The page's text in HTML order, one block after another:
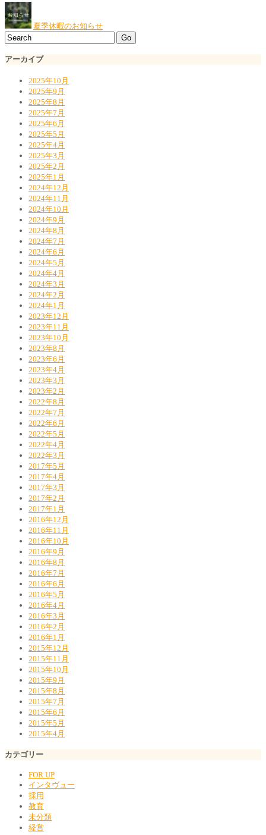
夏季休暇のお知らせ
アーカイブ
2025年10月
2025年9月
2025年8月
2025年7月
2025年6月
2025年5月
2025年4月
2025年3月
2025年2月
2025年1月
2024年12月
2024年11月
2024年10月
2024年9月
2024年8月
2024年7月
2024年6月
2024年5月
2024年4月
2024年3月
2024年2月
2024年1月
2023年12月
2023年11月
2023年10月
2023年8月
2023年6月
2023年4月
2023年3月
2023年2月
2022年8月
2022年7月
2022年6月
2022年5月
2022年4月
2022年3月
2017年5月
2017年4月
2017年3月
2017年2月
2017年1月
2016年12月
2016年11月
2016年10月
2016年9月
2016年8月
2016年7月
2016年6月
2016年5月
2016年4月
2016年3月
2016年2月
2016年1月
2015年12月
2015年11月
2015年10月
2015年9月
2015年8月
2015年7月
2015年6月
2015年5月
2015年4月
カテゴリー
FOR UP
インタヴュー
採用
教育
未分類
経営